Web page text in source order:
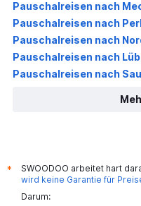
Pauschalreisen nach
Pauschalreisen nach
Pauschalreisen nach
Pauschalreisen nach
Pauschalreisen nach
*
SWOODOO arbeitet hart
wird keine Garantie für
Darum: